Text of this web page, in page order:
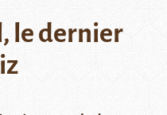
le dernier